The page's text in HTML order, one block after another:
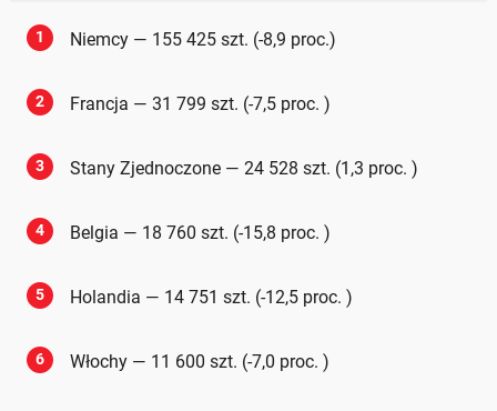
1 Niemcy — 155 425 szt. (-8,9 proc.)
2 Francja — 31 799 szt. (-7,5 proc. )
3 Stany Zjednoczone — 24 528 szt. (1,3 proc. )
4 Belgia — 18 760 szt. (-15,8 proc. )
5 Holandia — 14 751 szt. (-12,5 proc. )
6 Włochy — 11 600 szt. (-7,0 proc. )